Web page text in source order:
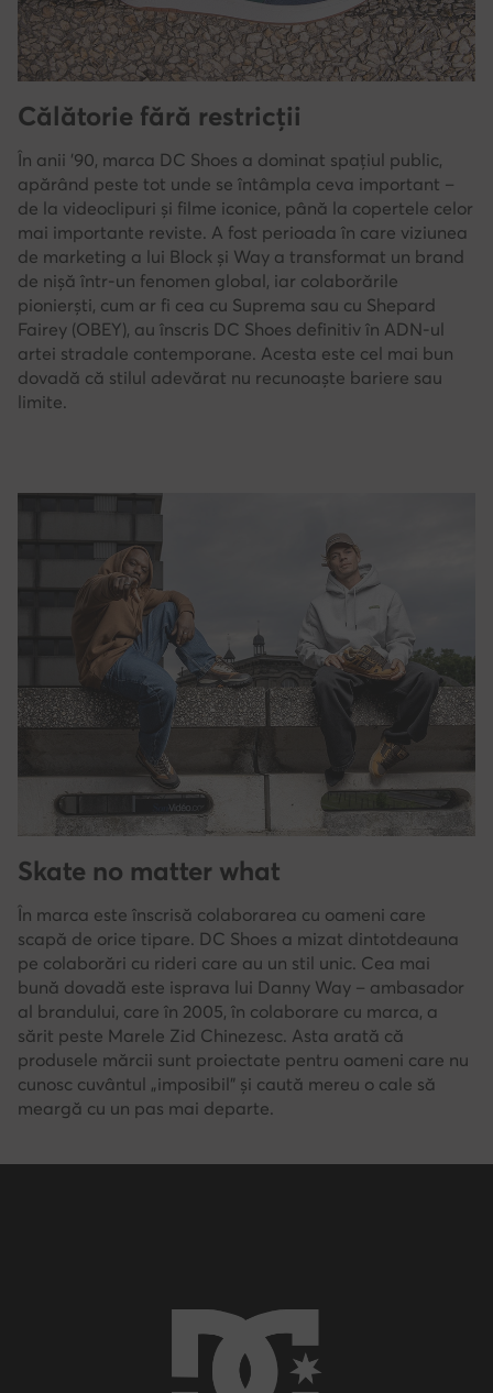
Călătorie fără restricții
În anii '90, marca DC Shoes a dominat spațiul public,
apărând peste tot unde se întâmpla ceva important –
de la videoclipuri și filme iconice, până la copertele celor
mai importante reviste. A fost perioada în care viziunea
de marketing a lui Block și Way a transformat un brand
de nișă într-un fenomen global, iar colaborările
pionierști, cum ar fi cea cu Suprema sau cu Shepard
Fairey (OBEY), au înscris DC Shoes definitiv în ADN-ul
artei stradale contemporane. Acesta este cel mai bun
dovadă că stilul adevărat nu recunoaște bariere sau
limite.
Skate no matter what
În marca este înscrisă colaborarea cu oameni care
scapă de orice tipare. DC Shoes a mizat dintotdeauna
pe colaborări cu rideri care au un stil unic. Cea mai
bună dovadă este isprava lui Danny Way – ambasador
al brandului, care în 2005, în colaborare cu marca, a
sărit peste Marele Zid Chinezesc. Asta arată că
produsele mărcii sunt proiectate pentru oameni care nu
cunosc cuvântul „imposibil” și caută mereu o cale să
meargă cu un pas mai departe.